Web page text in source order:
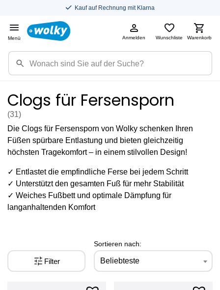
Kauf auf Rechnung mit Klarna
Menü Anmelden Wunschliste Warenkorb
Clogs für Fersensporn
(31)
Die Clogs für Fersensporn von Wolky schenken Ihren
Füßen spürbare Entlastung und bieten gleichzeitig
höchsten Tragekomfort – in einem stilvollen Design!
✓ Entlastet die empfindliche Ferse bei jedem Schritt
✓ Unterstützt den gesamten Fuß für mehr Stabilität
✓ Weiches Fußbett und optimale Dämpfung für
langanhaltenden Komfort
Sortieren nach:
Beliebteste
Filter